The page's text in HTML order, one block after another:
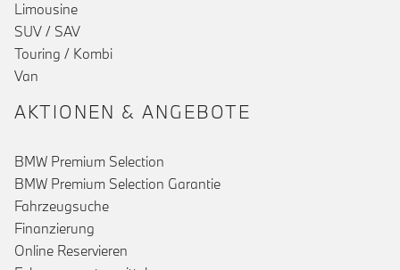
Limousine
SUV / SAV
Touring / Kombi
Van
AKTIONEN & ANGEBOTE
BMW Premium Selection
BMW Premium Selection Garantie
Fahrzeugsuche
Finanzierung
Online Reservieren